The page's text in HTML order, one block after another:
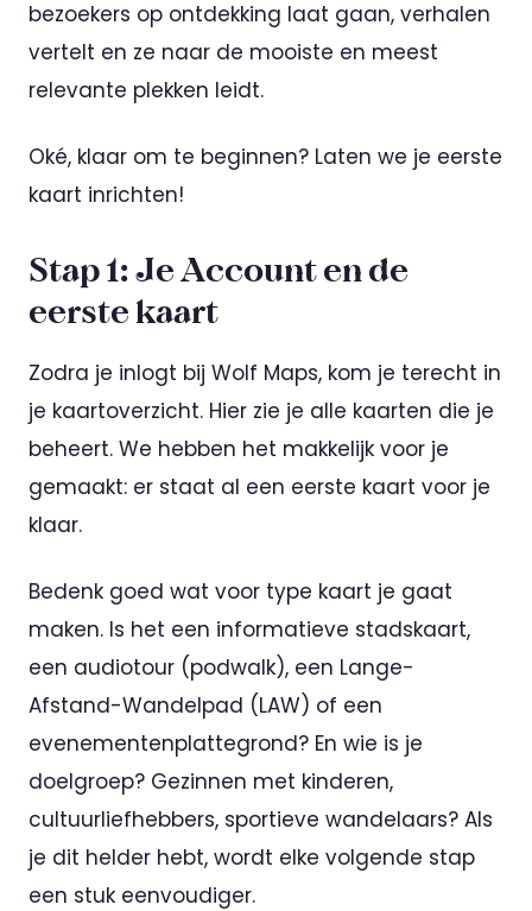
bezoekers op ontdekking laat gaan, verhalen
vertelt en ze naar de mooiste en meest
relevante plekken leidt.
Oké, klaar om te beginnen? Laten we je eerste
kaart inrichten!
Stap 1: Je Account en de
eerste kaart
Zodra je inlogt bij Wolf Maps, kom je terecht in
je kaartoverzicht. Hier zie je alle kaarten die je
beheert. We hebben het makkelijk voor je
gemaakt: er staat al een eerste kaart voor je
klaar.
Bedenk goed wat voor type kaart je gaat
maken. Is het een informatieve stadskaart,
een audiotour (podwalk), een Lange-
Afstand-Wandelpad (LAW) of een
evenementenplattegrond? En wie is je
doelgroep? Gezinnen met kinderen,
cultuurliefhebbers, sportieve wandelaars? Als
je dit helder hebt, wordt elke volgende stap
een stuk eenvoudiger.